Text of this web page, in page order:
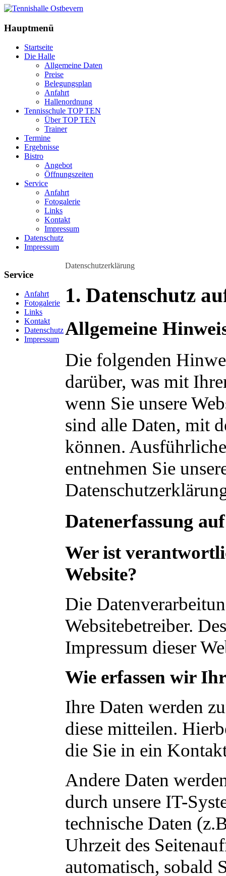
Hauptmenü
Startseite
Die Halle
Allgemeine Daten
Preise
Belegungsplan
Anfahrt
Hallenordnung
Tennisschule TOP TEN
Über TOP TEN
Trainer
Termine
Ergebnisse
Bistro
Angebot
Öffnungszeiten
Service
Anfahrt
Fotogalerie
Links
Kontakt
Impressum
Datenschutz
Impressum
Service
Anfahrt
Fotogalerie
Links
Kontakt
Datenschutz
Impressum
Datenschutzerklärung
1. Datenschutz
Allgemeine
Die folgenden
darüber, was mit
wenn Sie unsere
sind alle Daten, mit
können.
entnehmen Sie
Datenerfassung
Wer ist
Website?
Die
Websitebetreiber.
Impressum dieser
Wie erfassen wir
Ihre Daten werden
diese mitteilen.
die Sie in ein
Andere Daten
durch unsere IT-
technische Daten
Uhrzeit des
automatisch, sobald